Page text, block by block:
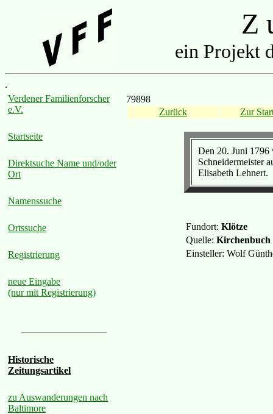
Z
ein Projekt
.
Verdener Familienforscher
e.V.
Startseite
Direktsuche Name und/oder
Ort
Namenssuche
Ortssuche
Registrierung
neue Eingabe
(nur mit Registrierung)
Historische
Zeitungsartikel
zu Auswanderungen nach
Baltimore
79898
Zurück
Zur
Den 20. Juni 1796
Schneidermeister
Elisabeth Lehnert.
Fundort: Klötze
Quelle: Kirchenbuch
Einsteller: Wolf